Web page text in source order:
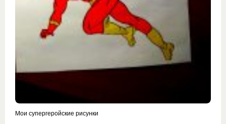
Мои супергеройские рисунки